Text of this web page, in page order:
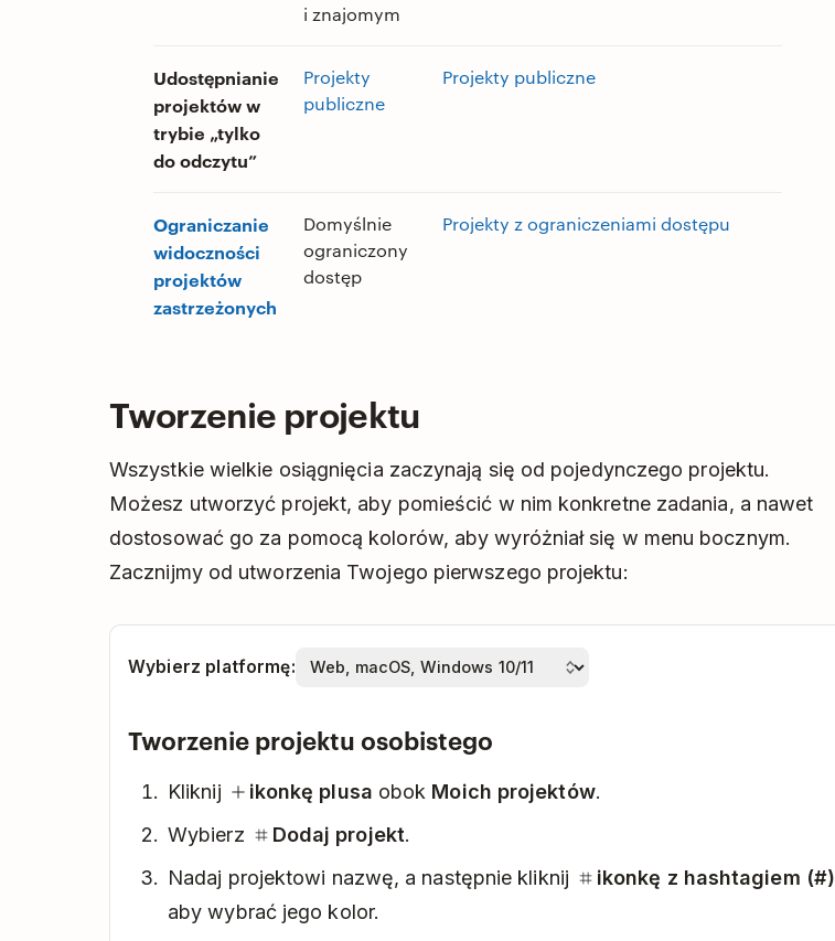
i znajomym
Udostępnianie
projektów w
trybie „tylko
do odczytu”
Projekty
publiczne
Projekty publiczne
Ograniczanie
widoczności
projektów
zastrzeżonych
Domyślnie
ograniczony
dostęp
Projekty z ograniczeniami dostępu
Tworzenie projektu
Wszystkie wielkie osiągnięcia zaczynają się od pojedynczego projektu.
Możesz utworzyć projekt, aby pomieścić w nim konkretne zadania, a nawet
dostosować go za pomocą kolorów, aby wyróżniał się w menu bocznym.
Zacznijmy od utworzenia Twojego pierwszego projektu:
Wybierz platformę:
Tworzenie projektu osobistego
Kliknij ikonkę plusa obok Moich projektów.
Wybierz
Dodaj projekt.
Nadaj projektowi nazwę, a następnie kliknij
ikonkę z hashtagiem (#)
aby wybrać jego kolor.